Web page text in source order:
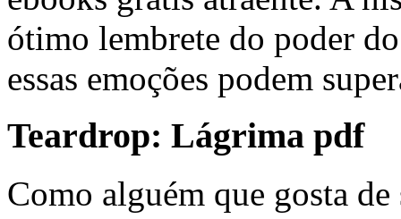
ótimo lembrete do poder
essas emoções podem
Teardrop: Lágrima pdf
Como alguém que gosta